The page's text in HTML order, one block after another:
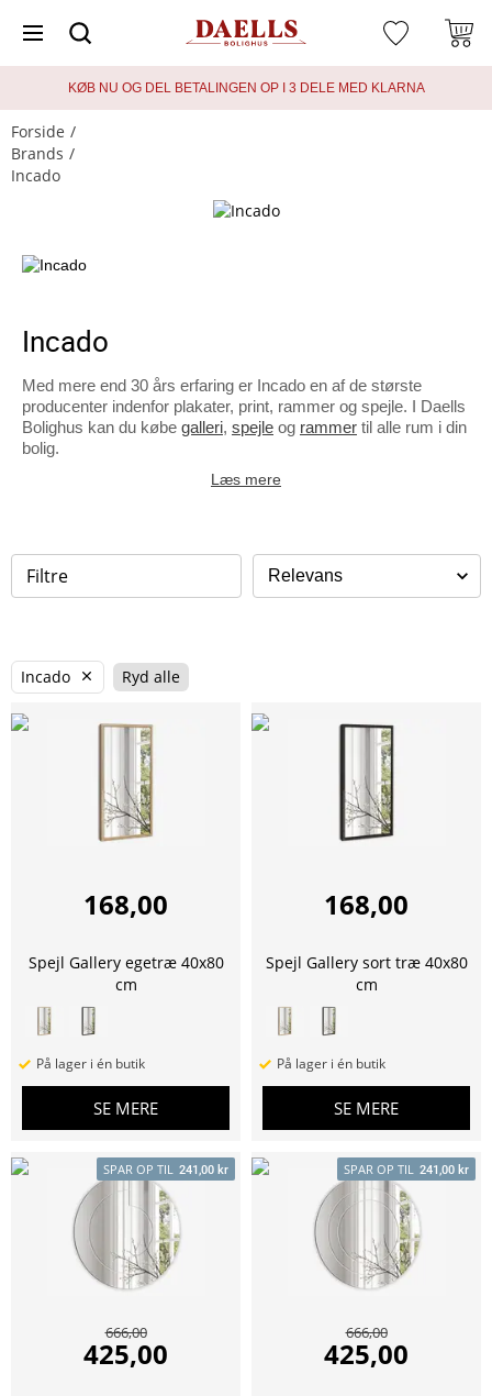
KØB NU OG DEL BETALINGEN OP I 3 DELE MED KLARNA
Forside
Brands
Incado
Incado
Med mere end 30 års erfaring er Incado en af de største
producenter indenfor plakater, print, rammer og spejle. I Daells
Bolighus kan du købe galleri, spejle og rammer til alle rum i din
bolig.
Læs mere
Filtre
Incado Ryd alle
168,00
Spejl Gallery egetræ 40x80
cm
På lager i én butik
SE MERE
168,00
Spejl Gallery sort træ 40x80
cm
På lager i én butik
SE MERE
SPAR OP TIL 241,00 kr
666,00
425,00
SPAR OP TIL 241,00 kr
666,00
425,00